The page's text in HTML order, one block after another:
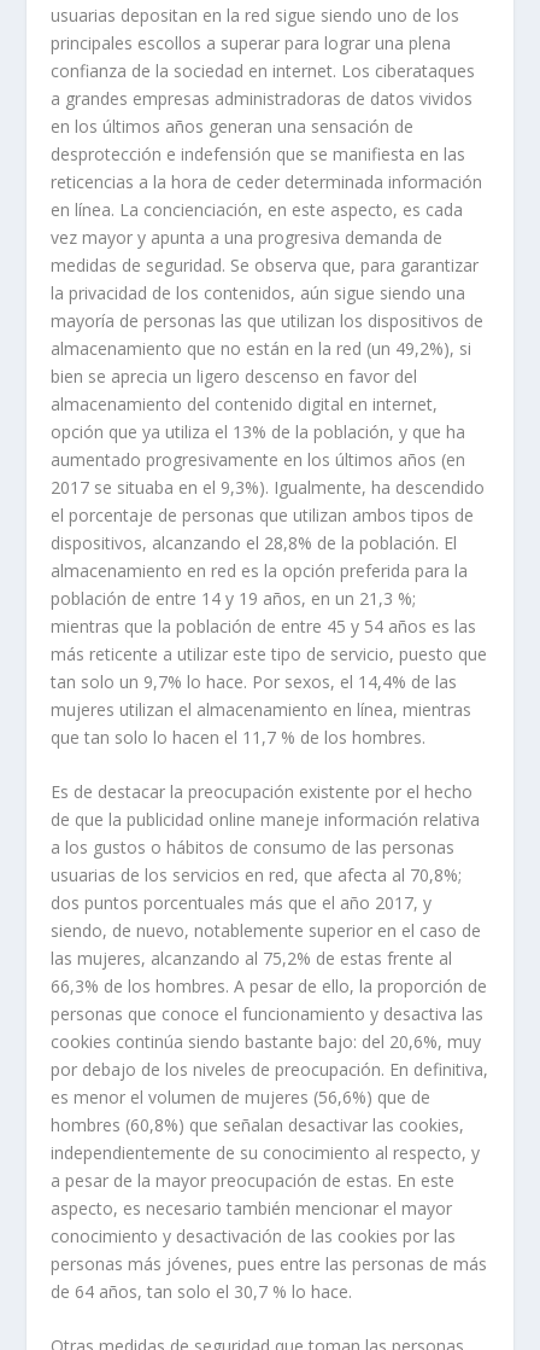
usuarias depositan en la red sigue siendo uno de los
principales escollos a superar para lograr una plena
confianza de la sociedad en internet. Los ciberataques
a grandes empresas administradoras de datos vividos
en los últimos años generan una sensación de
desprotección e indefensión que se manifiesta en las
reticencias a la hora de ceder determinada información
en línea. La concienciación, en este aspecto, es cada
vez mayor y apunta a una progresiva demanda de
medidas de seguridad. Se observa que, para garantizar
la privacidad de los contenidos, aún sigue siendo una
mayoría de personas las que utilizan los dispositivos de
almacenamiento que no están en la red (un 49,2%), si
bien se aprecia un ligero descenso en favor del
almacenamiento del contenido digital en internet,
opción que ya utiliza el 13% de la población, y que ha
aumentado progresivamente en los últimos años (en
2017 se situaba en el 9,3%). Igualmente, ha descendido
el porcentaje de personas que utilizan ambos tipos de
dispositivos, alcanzando el 28,8% de la población. El
almacenamiento en red es la opción preferida para la
población de entre 14 y 19 años, en un 21,3 %;
mientras que la población de entre 45 y 54 años es las
más reticente a utilizar este tipo de servicio, puesto que
tan solo un 9,7% lo hace. Por sexos, el 14,4% de las
mujeres utilizan el almacenamiento en línea, mientras
que tan solo lo hacen el 11,7 % de los hombres.
Es de destacar la preocupación existente por el hecho
de que la publicidad online maneje información relativa
a los gustos o hábitos de consumo de las personas
usuarias de los servicios en red, que afecta al 70,8%;
dos puntos porcentuales más que el año 2017, y
siendo, de nuevo, notablemente superior en el caso de
las mujeres, alcanzando al 75,2% de estas frente al
66,3% de los hombres. A pesar de ello, la proporción de
personas que conoce el funcionamiento y desactiva las
cookies continúa siendo bastante bajo: del 20,6%, muy
por debajo de los niveles de preocupación. En definitiva,
es menor el volumen de mujeres (56,6%) que de
hombres (60,8%) que señalan desactivar las cookies,
independientemente de su conocimiento al respecto, y
a pesar de la mayor preocupación de estas. En este
aspecto, es necesario también mencionar el mayor
conocimiento y desactivación de las cookies por las
personas más jóvenes, pues entre las personas de más
de 64 años, tan solo el 30,7 % lo hace.